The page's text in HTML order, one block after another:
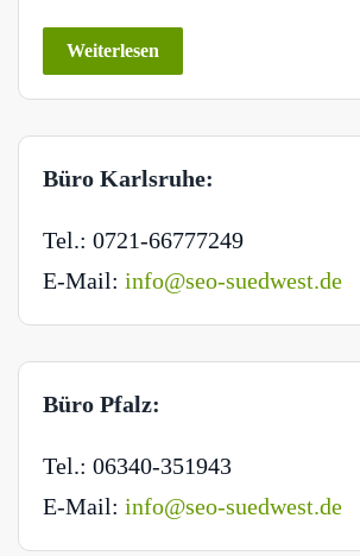
Weiterlesen
Büro Karlsruhe:
Tel.: 0721-66777249
E-Mail: info@seo-suedwest.de
Büro Pfalz:
Tel.: 06340-351943
E-Mail: info@seo-suedwest.de